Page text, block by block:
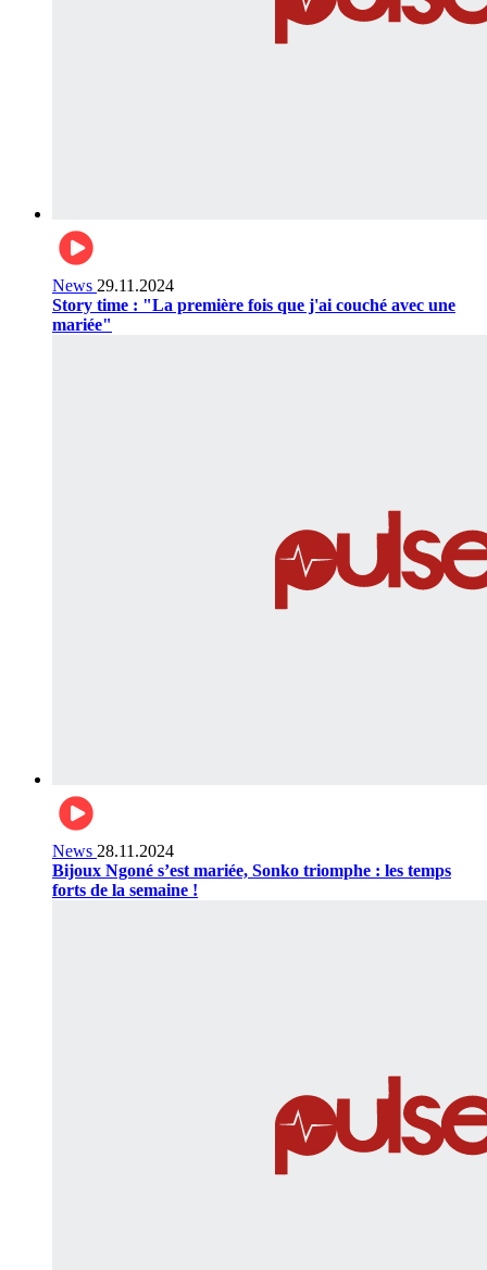
News 29.11.2024
Story time : "La première fois que j'ai couché avec une
mariée"
News 28.11.2024
Bijoux Ngoné s’est mariée, Sonko triomphe : les temps
forts de la semaine !